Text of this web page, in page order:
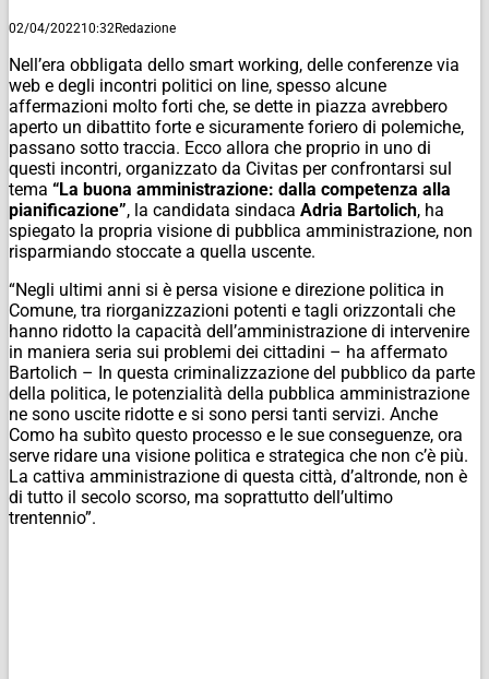
02/04/202210:32Redazione
Nell’era obbligata dello smart working, delle conferenze via
web e degli incontri politici on line, spesso alcune
affermazioni molto forti che, se dette in piazza avrebbero
aperto un dibattito forte e sicuramente foriero di polemiche,
passano sotto traccia. Ecco allora che proprio in uno di
questi incontri, organizzato da Civitas per confrontarsi sul
tema “La buona amministrazione: dalla competenza alla
pianificazione”, la candidata sindaca Adria Bartolich, ha
spiegato la propria visione di pubblica amministrazione, non
risparmiando stoccate a quella uscente.
“Negli ultimi anni si è persa visione e direzione politica in
Comune, tra riorganizzazioni potenti e tagli orizzontali che
hanno ridotto la capacità dell’amministrazione di intervenire
in maniera seria sui problemi dei cittadini – ha affermato
Bartolich – In questa criminalizzazione del pubblico da parte
della politica, le potenzialità della pubblica amministrazione
ne sono uscite ridotte e si sono persi tanti servizi. Anche
Como ha subìto questo processo e le sue conseguenze, ora
serve ridare una visione politica e strategica che non c’è più.
La cattiva amministrazione di questa città, d’altronde, non è
di tutto il secolo scorso, ma soprattutto dell’ultimo
trentennio”.